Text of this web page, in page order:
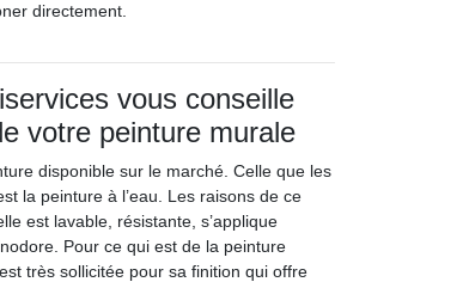
directement.
vous conseille
votre peinture murale
disponible sur le marché. Celle que les
la peinture à l’eau. Les raisons de ce
est lavable, résistante, s’applique
Pour ce qui est de la peinture
très sollicitée pour sa finition qui offre